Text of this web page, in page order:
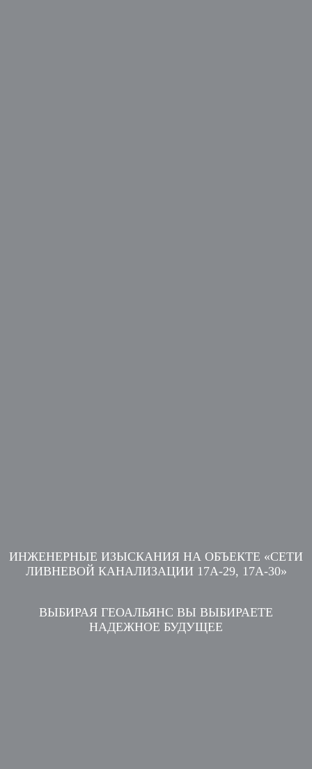
ИНЖЕНЕРНЫЕ ИЗЫСКАНИЯ НА ОБЪЕКТЕ «СЕТИ
ЛИВНЕВОЙ КАНАЛИЗАЦИИ 17А-29, 17А-30»
ВЫБИРАЯ ГЕОАЛЬЯНС ВЫ ВЫБИРАЕТЕ
НАДЕЖНОЕ БУДУЩЕЕ